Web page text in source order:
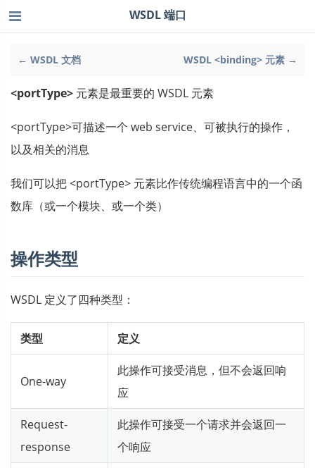
← WSDL 文档 WSDL <binding> 元素 →
WSDL 端口
<portType> 元素是最重要的 WSDL 元素
<portType>可描述一个 web service、可被执行的操作，
以及相关的消息
我们可以把 <portType> 元素比作传统编程语言中的一个函
数库（或一个模块、或一个类）
操作类型
WSDL 定义了四种类型：
类型 定义
One-way
此操作可接受消息，但不会返回响
应
Request-
response
此操作可接受一个请求并会返回一
个响应